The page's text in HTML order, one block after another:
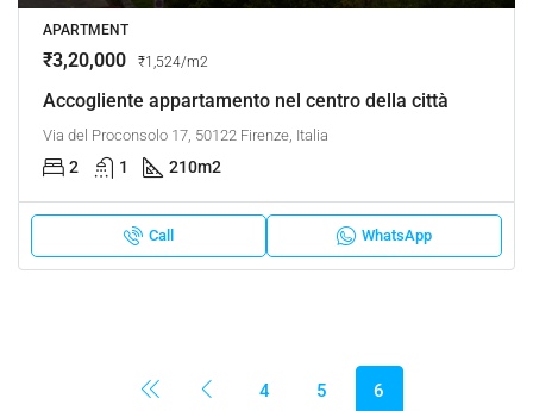
APARTMENT
₹3,20,000 ₹1,524/m2
Accogliente appartamento nel centro della città
Via del Proconsolo 17, 50122 Firenze, Italia
2 1 210m2
Call WhatsApp
4 5 6